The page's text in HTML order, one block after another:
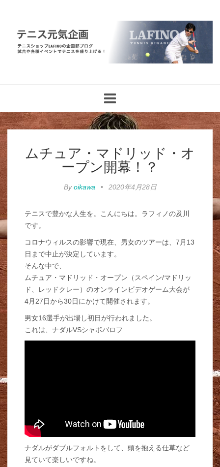
navigation
ムチュア・マドリッド・オ
ープン開幕！？
Byoikawa • 2020年4月28日
テニスで豊かな人生を。こんにちは。ラフィノの及川
です。
コロナウィルスの影響で現在、男女のツアーは、7月13
日まで中止が決定しています。
そんな中で、
ムチュア・マドリッド・オープン（スペイン/マドリッ
ド、レッドクレー）のオンラインビデオゲーム大会が
4月27日から30日にかけて開催されます。
男女16選手が出場し初日が行われました。
これは、ナダルVSシャボバロフ
ナダルがダブルフォルトをして、頭を抱える仕草など
見ていて楽しいですね。